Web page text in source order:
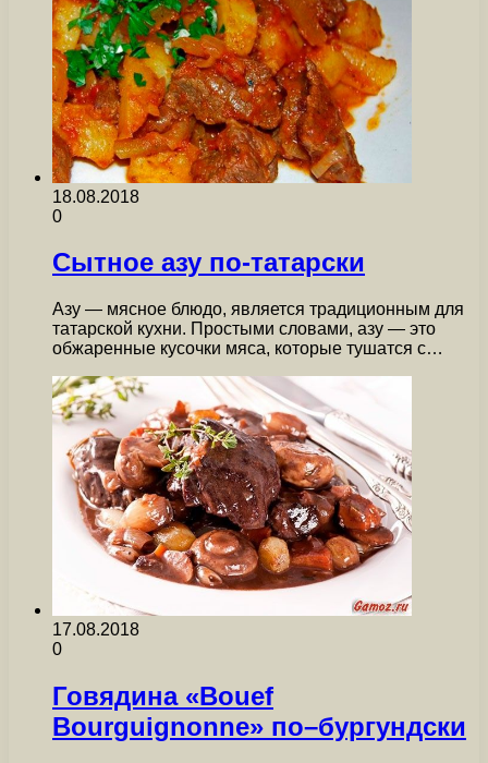
18.08.2018
0
Сытное азу по-татарски
Азу — мясное блюдо, является традиционным для
татарской кухни. Простыми словами, азу — это
обжаренные кусочки мяса, которые тушатся с…
17.08.2018
0
Говядина «Bouef
Bourguignonne» по–бургундски